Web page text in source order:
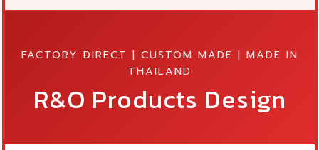
FACTORY DIRECT | CUSTOM MADE | MADE IN
THAILAND
R&O Products Design